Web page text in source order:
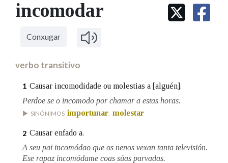
IDENTIDADE CORPORATIVA
MARCIAL DEL ADALID
FIGURAS HOMENAXEADAS
Facebook
TwitterYoutubeInstagram
Bluesky
BUSCAR NOS LEMAS
Comeza por
Contén
BUSCAR NO CONTIDO
incomodar
Conxugar
verbo transitivo
1 Causar incomodidade ou molestias a [alguén].
Perdoe se o incomodo por chamar a estas horas.
SINÓNIMOS importunar molestar
2 Causar enfado a.
A seu pai incomódao que os nenos vexan tanta televisión.
Ese rapaz incomódame coas súas parvadas.